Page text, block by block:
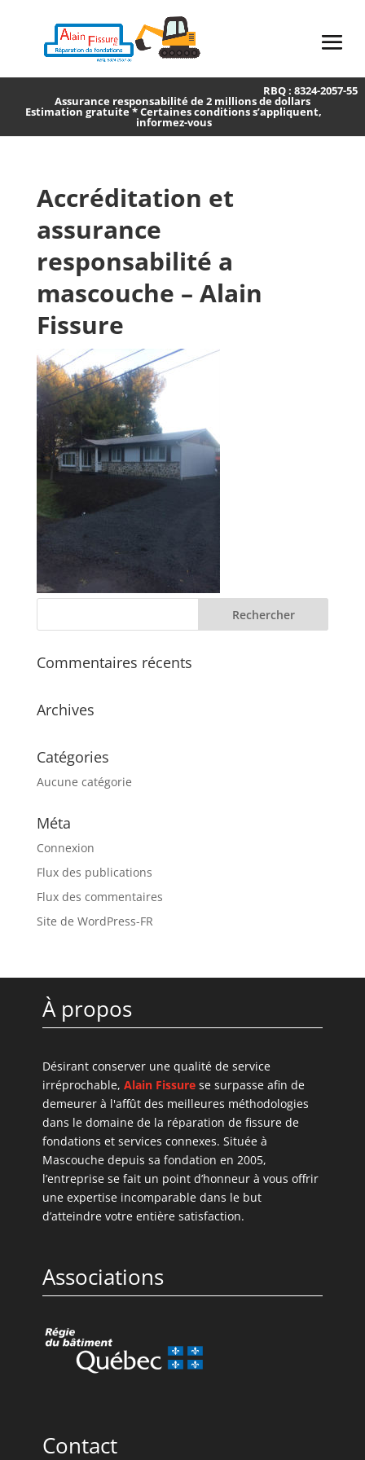
RBQ : 8324-2057-55
Assurance responsabilité de 2 millions de dollars
Estimation gratuite * Certaines conditions s’appliquent,
informez-vous
Accréditation et
assurance
responsabilité a
mascouche – Alain
Fissure
Commentaires récents
Archives
Catégories
Aucune catégorie
Méta
Connexion
Flux des publications
Flux des commentaires
Site de WordPress-FR
À propos
Désirant conserver une qualité de service
irréprochable, Alain Fissurese surpasse afin de
demeurer à l'affût des meilleures méthodologies
dans le domaine de la réparation de fissure de
fondations et services connexes. Située à
Mascouche depuis sa fondation en 2005,
l’entreprise se fait un point d’honneur à vous offrir
une expertise incomparable dans le but
d’atteindre votre entière satisfaction.
Associations
Contact